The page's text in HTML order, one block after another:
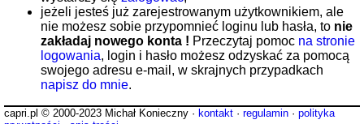
jeżeli jesteś już zarejestrowanym użytkownikiem, ale
nie możesz sobie przypomnieć loginu lub hasła, to nie
zakładaj nowego konta ! Przeczytaj pomoc na stronie
logowania, login i hasło możesz odzyskać za pomocą
swojego adresu e-mail, w skrajnych przypadkach
napisz do mnie.
capri.pl © 2000-2023 Michał Konieczny · kontakt · regulamin · polityka